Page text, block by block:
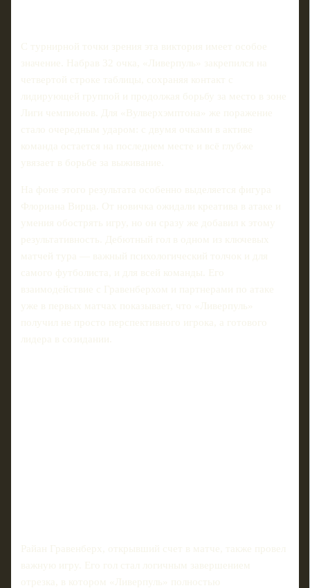
С турнирной точки зрения эта виктория имеет особое
значение. Набрав 32 очка, «Ливерпуль» закрепился на
четвертой строке таблицы, сохраняя контакт с
лидирующей группой и продолжая борьбу за место в зоне
Лиги чемпионов. Для «Вулверхэмптона» же поражение
стало очередным ударом: с двумя очками в активе
команда остается на последнем месте и всё глубже
увязает в борьбе за выживание.
На фоне этого результата особенно выделяется фигура
Флориана Вирца. От новичка ожидали креатива в атаке и
умения обострять игру, но он сразу же добавил к этому
результативность. Дебютный гол в одном из ключевых
матчей тура — важный психологический толчок и для
самого футболиста, и для всей команды. Его
взаимодействие с Гравенберхом и партнерами по атаке
уже в первых матчах показывает, что «Ливерпуль»
получил не просто перспективного игрока, а готового
лидера в созидании.
Райан Гравенберх, открывший счет в матче, также провел
важную игру. Его гол стал логичным завершением
отрезка, в котором «Ливерпуль» полностью